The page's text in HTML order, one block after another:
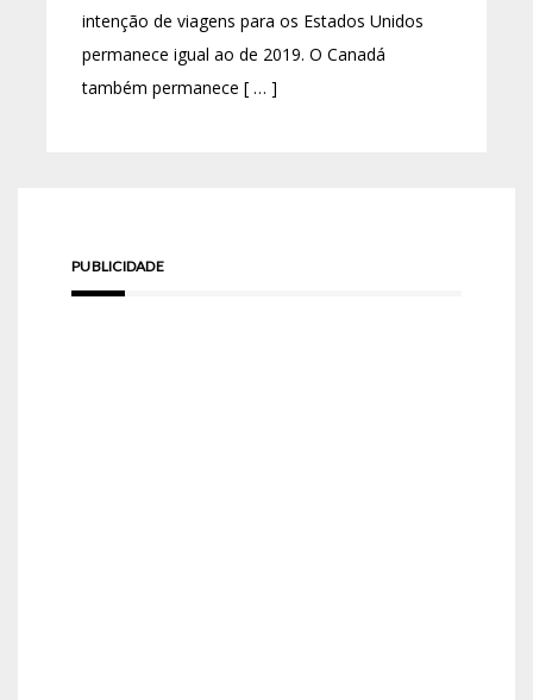
intenção de viagens para os Estados Unidos
permanece igual ao de 2019. O Canadá
também permanece [ … ]
PUBLICIDADE